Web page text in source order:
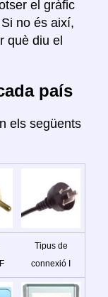
el gràfic
no és així,
què diu el
país
els següents
Tipus de
connexió I